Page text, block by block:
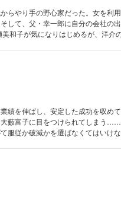
らやり手の野心家だった。女を利
して、父・幸一郎に自分の会社の
和子が気になりはじめるが、洋介
るが……はたして、洋介は無事に会社を守
望の階段」 ・VOL.3「榎田夫人＜
「蛇の女」
績を伸ばし、安定した成功を収め
藪富子に目をつけられてしまう
服従か破滅かを選ばなくてはいけな
・VOL.12「偽りの代償」